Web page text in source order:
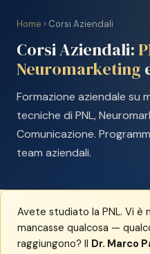
Home › Corsi Aziendali
Corsi Aziendali:
Neuromarketing
Formazione aziendale su
tecniche di PNL,
Comunicazione.
team aziendali.
Avete studiato la PNL. Vi
mancasse qualcosa —
raggiungono? Il Dr. Marco